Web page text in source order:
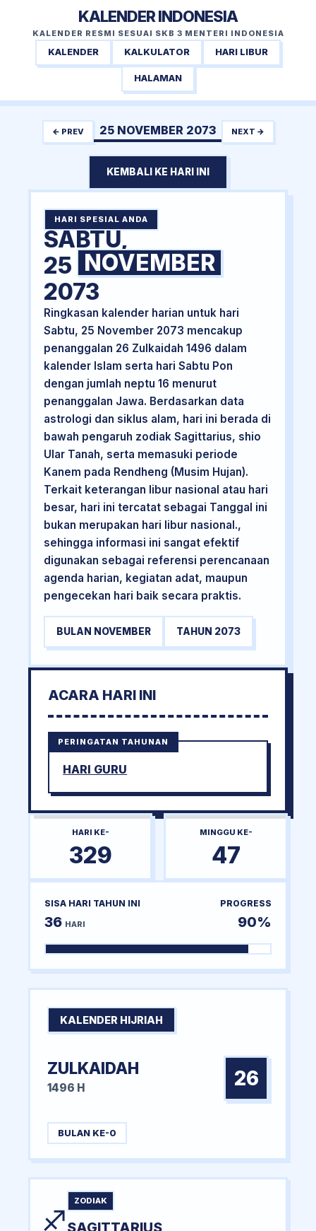
KALENDER INDONESIA
KALENDER RESMI SESUAI SKB 3 MENTERI INDONESIA
KALENDER KALKULATOR HARI LIBUR
HALAMAN
← PREV 25 NOVEMBER 2073 NEXT →
KEMBALI KE HARI INI
HARI SPESIAL ANDA
SABTU,
25 NOVEMBER
2073
Ringkasan kalender harian untuk hari
Sabtu, 25 November 2073 mencakup
penanggalan 26 Zulkaidah 1496 dalam
kalender Islam serta hari Sabtu Pon
dengan jumlah neptu 16 menurut
penanggalan Jawa. Berdasarkan data
astrologi dan siklus alam, hari ini berada di
bawah pengaruh zodiak Sagittarius, shio
Ular Tanah, serta memasuki periode
Kanem pada Rendheng (Musim Hujan).
Terkait keterangan libur nasional atau hari
besar, hari ini tercatat sebagai Tanggal ini
bukan merupakan hari libur nasional.,
sehingga informasi ini sangat efektif
digunakan sebagai referensi perencanaan
agenda harian, kegiatan adat, maupun
pengecekan hari baik secara praktis.
BULAN NOVEMBER TAHUN 2073
ACARA HARI INI
PERINGATAN TAHUNAN
HARI GURU
HARI KE-
329
MINGGU KE-
47
SISA HARI TAHUN INI
36 HARI
PROGRESS
90%
KALENDER HIJRIAH
ZULKAIDAH
1496 H 26
BULAN KE-0
♐
ZODIAK
SAGITTARIUS